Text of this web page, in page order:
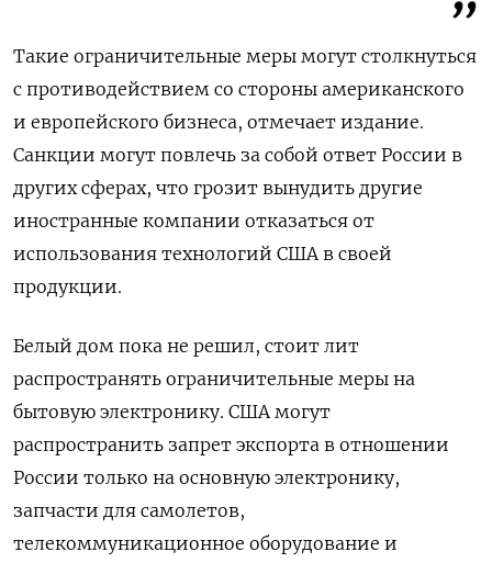
Такие ограничительные меры могут столкнуться
с противодействием со стороны американского
и европейского бизнеса, отмечает издание.
Санкции могут повлечь за собой ответ России в
других сферах, что грозит вынудить другие
иностранные компании отказаться от
использования технологий США в своей
продукции.
Белый дом пока не решил, стоит лит
распространять ограничительные меры на
бытовую электронику. США могут
распространить запрет экспорта в отношении
России только на основную электронику,
запчасти для самолетов,
телекоммуникационное оборудование и